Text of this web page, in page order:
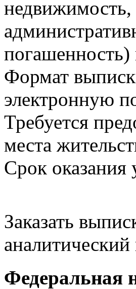
погашенность)
Формат
электронную
Требуется
места
Срок оказания
Заказать
Федеральная